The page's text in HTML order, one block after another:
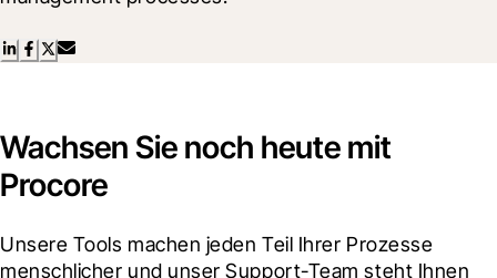
Wachsen Sie noch heute mit
Procore
Unsere Tools machen jeden Teil Ihrer Prozesse
menschlicher und unser Support-Team steht Ihnen